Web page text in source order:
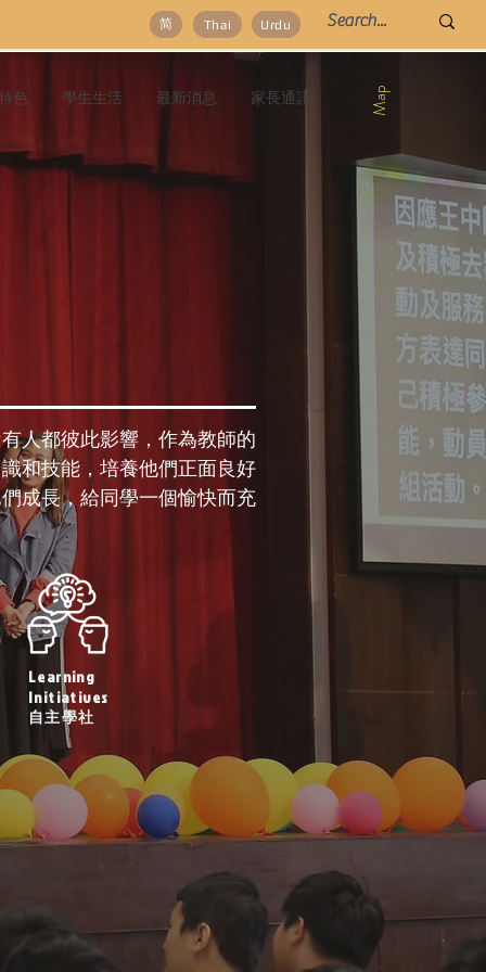
色 學生生活 最新消息 家長通訊 Map
Urdu
Thai
简
人都彼此影響，作為教師的
和技能，培養他們正面良好
成長，給同學一個愉快而充
Learning
Initiatives
自主學社
進一步了解